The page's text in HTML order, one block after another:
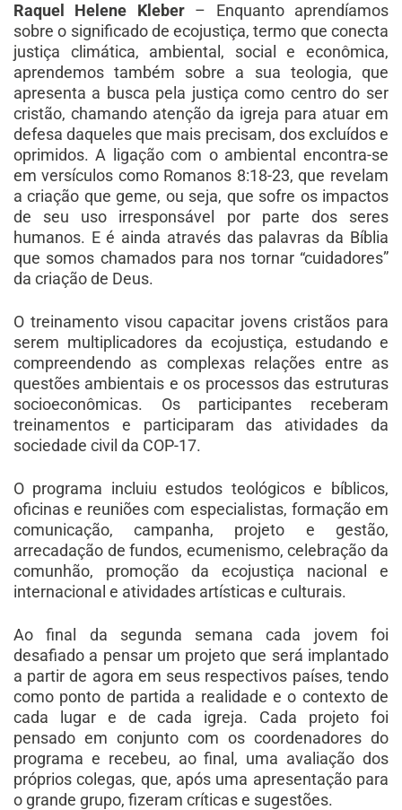
Raquel Helene Kleber – Enquanto aprendíamos
sobre o significado de ecojustiça, termo que conecta
justiça climática, ambiental, social e econômica,
aprendemos também sobre a sua teologia, que
apresenta a busca pela justiça como centro do ser
cristão, chamando atenção da igreja para atuar em
defesa daqueles que mais precisam, dos excluídos e
oprimidos. A ligação com o ambiental encontra-se
em versículos como Romanos 8:18-23, que revelam
a criação que geme, ou seja, que sofre os impactos
de seu uso irresponsável por parte dos seres
humanos. E é ainda através das palavras da Bíblia
que somos chamados para nos tornar “cuidadores”
da criação de Deus.
O treinamento visou capacitar jovens cristãos para
serem multiplicadores da ecojustiça, estudando e
compreendendo as complexas relações entre as
questões ambientais e os processos das estruturas
socioeconômicas. Os participantes receberam
treinamentos e participaram das atividades da
sociedade civil da COP-17.
O programa incluiu estudos teológicos e bíblicos,
oficinas e reuniões com especialistas, formação em
comunicação, campanha, projeto e gestão,
arrecadação de fundos, ecumenismo, celebração da
comunhão, promoção da ecojustiça nacional e
internacional e atividades artísticas e culturais.
Ao final da segunda semana cada jovem foi
desafiado a pensar um projeto que será implantado
a partir de agora em seus respectivos países, tendo
como ponto de partida a realidade e o contexto de
cada lugar e de cada igreja. Cada projeto foi
pensado em conjunto com os coordenadores do
programa e recebeu, ao final, uma avaliação dos
próprios colegas, que, após uma apresentação para
o grande grupo, fizeram críticas e sugestões.